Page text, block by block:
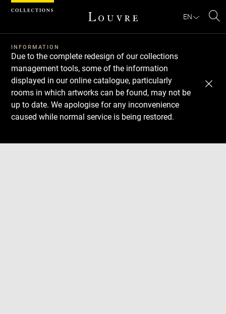
EN
INFORMATION
Due to the complete redesign of our collections
management tools, some of the information
displayed in our online catalogue, particularly
rooms in which artworks can be found, may not be
up to date. We apologise for any inconvenience
caused while normal service is being restored.
Download
Next
Previous
Cookies management panel